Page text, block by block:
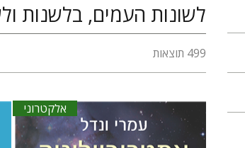
לשונות העמים, בלשנות
499 תוצאות
אלקטרוני